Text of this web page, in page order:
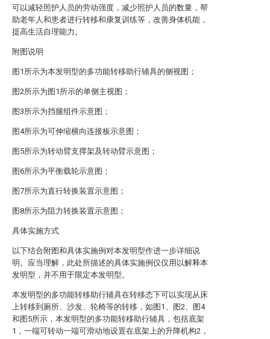
可以减轻照护人员的劳动强度，减少照护人员的数量，帮
助老年人和患者进行转移和康复训练等，改善身体机能，
提高生活自理能力。
附图说明
图1所示为本发明型的多功能转移助行辅具的侧视图；
图2所示为图1所示的单侧主视图；
图3所示为挡腿组件示意图；
图4所示为可伸缩横向连接板示意图；
图5所示为转动臂支撑架及转动臂示意图；
图6所示为平衡载轮示意图；
图7所示为直行转换装置示意图；
图8所示为阻力转换装置示意图；
具体实施方式
以下结合附图和具体实施例对本发明型作进一步详细说
明。应当理解，此处所描述的具体实施例仅仅用以解释本
发明型，并不用于限定本发明型。
本发明型的多功能转移助行辅具在转移态下可以实现从床
上转移到厕所、沙发、轮椅等的转移，如图1、图2、图4
和图5所示，本发明型的多功能转移助行辅具，包括底架
1，一端可转动一端可滑动地设置在底架上的升降机构2，